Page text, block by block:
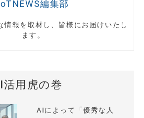
編集部
情報を取材し、皆様にお届けいたし
ます。
用虎の巻
AIによって「優秀な人